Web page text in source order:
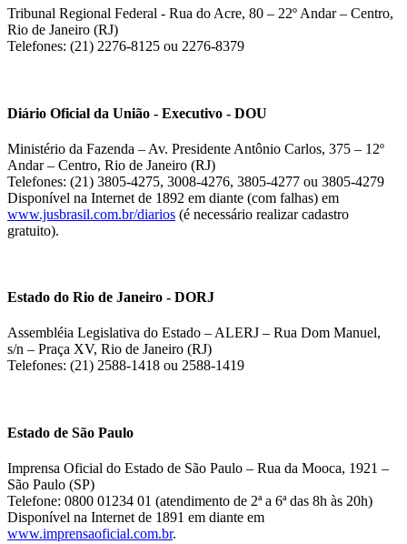
Tribunal Regional Federal - Rua do Acre, 80 – 22º Andar – Centro,
Rio de Janeiro (RJ)
Telefones: (21) 2276-8125 ou 2276-8379
Diário Oficial da União - Executivo - DOU
Ministério da Fazenda – Av. Presidente Antônio Carlos, 375 – 12º
Andar – Centro, Rio de Janeiro (RJ)
Telefones: (21) 3805-4275, 3008-4276, 3805-4277 ou 3805-4279
Disponível na Internet de 1892 em diante (com falhas) em
www.jusbrasil.com.br/diarios (é necessário realizar cadastro
gratuito).
Estado do Rio de Janeiro - DORJ
Assembléia Legislativa do Estado – ALERJ – Rua Dom Manuel,
s/n – Praça XV, Rio de Janeiro (RJ)
Telefones: (21) 2588-1418 ou 2588-1419
Estado de São Paulo
Imprensa Oficial do Estado de São Paulo – Rua da Mooca, 1921 –
São Paulo (SP)
Telefone: 0800 01234 01 (atendimento de 2ª a 6ª das 8h às 20h)
Disponível na Internet de 1891 em diante em
www.imprensaoficial.com.br.